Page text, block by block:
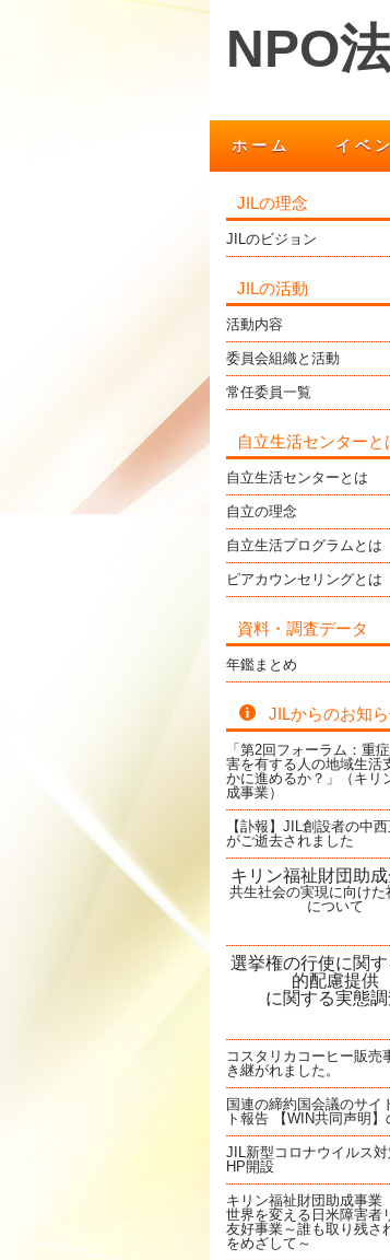
NPO
ホーム イベ
JILの理念
JILのビジョン
JILの活動
活動内容
委員会組織と活動
常任委員一覧
自立生活センターと
自立生活センターとは
自立の理念
自立生活プログラムとは
ピアカウンセリングとは
資料・調査データ
年鑑まとめ
JILからのお知
「第2回フォーラム：重
害を有する人の地域生活
かに進めるか？」（キリ
成事業）
【訃報】JIL創設者の中
がご逝去されました
キリン福祉財団助
共生社会の実現に向けた
について
選挙権の行使に関
的配慮提供
に関する実態
コスタリカコーヒー販売
き継がれました。
国連の締約国会議のサイ
ト報告 【WIN共同声明】
JIL新型コロナウイルス
HP開設
キリン福祉財団助成事業
世界を変える日米障害者
友好事業～誰も取り残さ
をめざして～